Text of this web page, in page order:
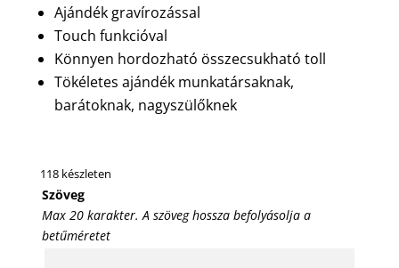
Ajándék gravírozással
Touch funkcióval
Könnyen hordozható összecsukható toll
Tökéletes ajándék munkatársaknak,
barátoknak, nagyszülőknek
118 készleten
Szöveg
Max 20 karakter. A szöveg hossza befolyásolja a
betűméretet